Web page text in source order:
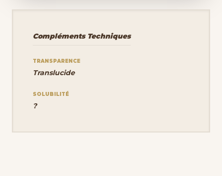
Compléments Techniques
TRANSPARENCE
Translucide
SOLUBILITÉ
?